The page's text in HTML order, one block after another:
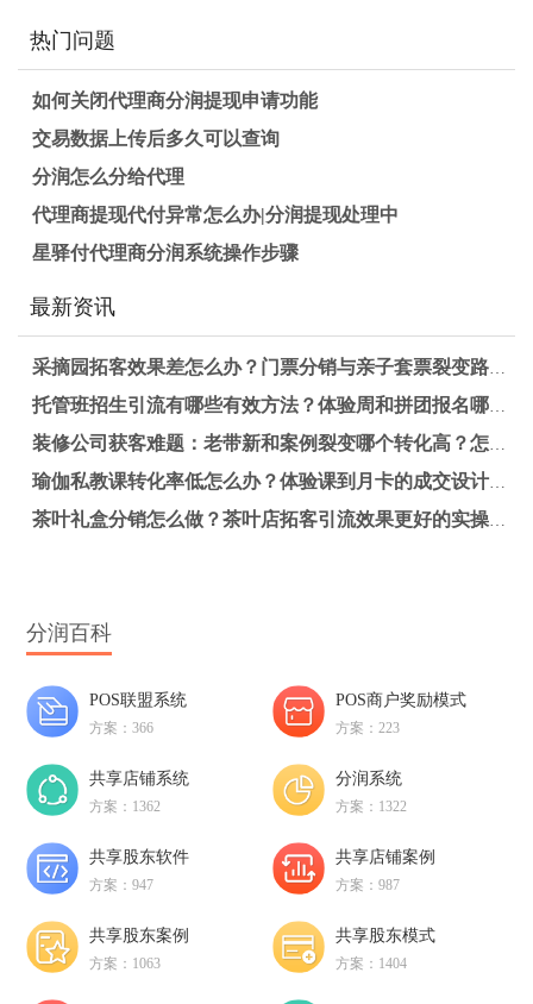
热门问题
如何关闭代理商分润提现申请功能
交易数据上传后多久可以查询
分润怎么分给代理
代理商提现代付异常怎么办|分润提现处理中
星驿付代理商分润系统操作步骤
最新资讯
采摘园拓客效果差怎么办？门票分销与亲子套票裂变路径解析
托管班招生引流有哪些有效方法？体验周和拼团报名哪个更适合提升报名率？
装修公司获客难题：老带新和案例裂变哪个转化高？怎么选更有效？
瑜伽私教课转化率低怎么办？体验课到月卡的成交设计实操方案
茶叶礼盒分销怎么做？茶叶店拓客引流效果更好的实操方法
分润百科
POS联盟系统
方案：366
POS商户奖励模式
方案：223
共享店铺系统
方案：1362
分润系统
方案：1322
共享股东软件
方案：947
共享店铺案例
方案：987
共享股东案例
方案：1063
共享股东模式
方案：1404